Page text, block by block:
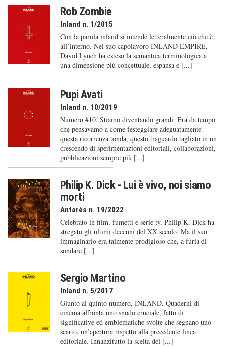
Rob Zombie
Inland n. 1/2015
Con la parola inland si intende letteralmente ciò che è
all’interno. Nel suo capolavoro INLAND EMPIRE,
David Lynch ha esteso la semantica terminologica a
una dimensione più concettuale, espansa e [...]
Pupi Avati
Inland n. 10/2019
Numero #10. Stiamo diventando grandi. Era da tempo
che pensavamo a come festeggiare adeguatamente
questa ricorrenza tonda, questo traguardo tagliato in un
crescendo di sperimentazioni editoriali, collaborazioni,
pubblicazioni sempre più [...]
Philip K. Dick - Lui è vivo, noi siamo
morti
Antarès n. 19/2022
Celebrato in film, fumetti e serie tv, Philip K. Dick ha
stregato gli ultimi decenni del XX secolo. Ma il suo
immaginario era talmente prodigioso che, a furia di
sondare [...]
Sergio Martino
Inland n. 5/2017
Giunto al quinto numero, INLAND. Quaderni di
cinema affronta uno snodo cruciale, fatto di
significative ed emblematiche svolte che segnano uno
scarto, un’apertura rispetto alla precedente linea
editoriale. Innanzitutto la scelta del [...]